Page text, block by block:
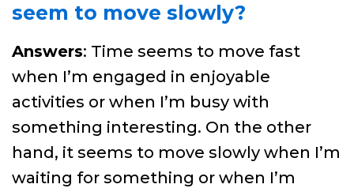
seem to move slowly?
Answers: Time seems to move fast
when I’m engaged in enjoyable
activities or when I’m busy with
something interesting. On the other
hand, it seems to move slowly when I’m
waiting for something or when I’m